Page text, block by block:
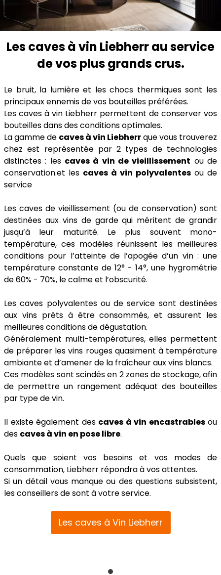
Les caves à vin Liebherr au service
de vos plus grands crus.
Le bruit, la lumière et les chocs thermiques sont les
principaux ennemis de vos bouteilles préférées.
Les caves à vin Liebherr permettent de conserver vos
bouteilles dans des conditions optimales.
La gamme de caves à vin Liebherrque vous trouverez
chez est représentée par 2 types de technologies
distinctes : les caves à vin de vieillissement ou de
conservation.et les caves à vin polyvalentes ou de
service
Les caves de vieillissement (ou de conservation) sont
destinées aux vins de garde qui méritent de grandir
jusqu’à leur maturité. Le plus souvent mono-
température, ces modèles réunissent les meilleures
conditions pour l’atteinte de l’apogée d’un vin : une
température constante de 12° - 14°, une hygrométrie
de 60% - 70%, le calme et l’obscurité.
Les caves polyvalentes ou de service sont destinées
aux vins prêts à être consommés, et assurent les
meilleures conditions de dégustation.
Généralement multi-températures, elles permettent
de préparer les vins rouges quasiment à température
ambiante et d’amener de la fraîcheur aux vins blancs.
Ces modèles sont scindés en 2 zones de stockage, afin
de permettre un rangement adéquat des bouteilles
par type de vin.
Il existe également des caves à vin encastrablesou
des caves à vin en pose libre.
Quels que soient vos besoins et vos modes de
consommation, Liebherr répondra à vos attentes.
Si un détail vous manque ou des questions subsistent,
les conseillers de sont à votre service.
Les caves à Vin Liebherr